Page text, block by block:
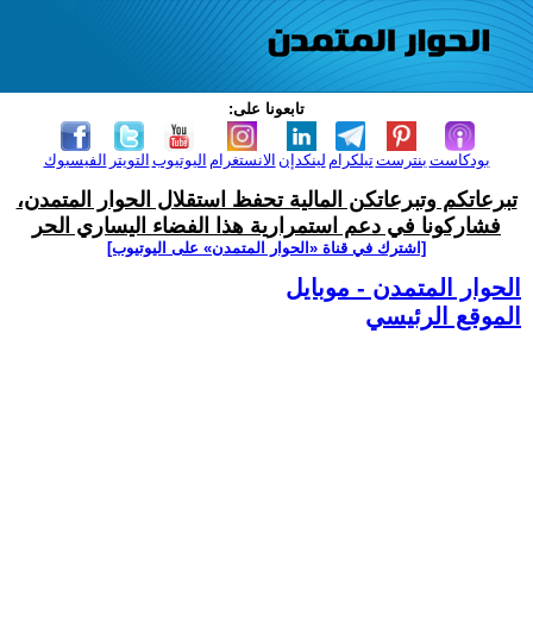
تابعونا على:
الفيسبوك التويتر اليوتيوب الانستغرام لينكدإن تيلكرامبنترست بودكاست
تبرعاتكم وتبرعاتكن المالية تحفظ استقلال الحوار المتمدن،
فشاركونا في دعم استمرارية هذا الفضاء اليساري الحر
[اشترك في قناة ‫«الحوار المتمدن» على اليوتيوب]
الحوار المتمدن - موبايل
الموقع الرئيسي